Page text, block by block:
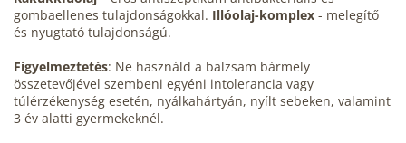
gombaellenes tulajdonságokkal. Illóolaj-komplex - melegítő
és nyugtató tulajdonságú.
Figyelmeztetés: Ne használd a balzsam bármely
összetevőjével szembeni egyéni intolerancia vagy
túlérzékenység esetén, nyálkahártyán, nyílt sebeken, valamint
3 év alatti gyermekeknél.